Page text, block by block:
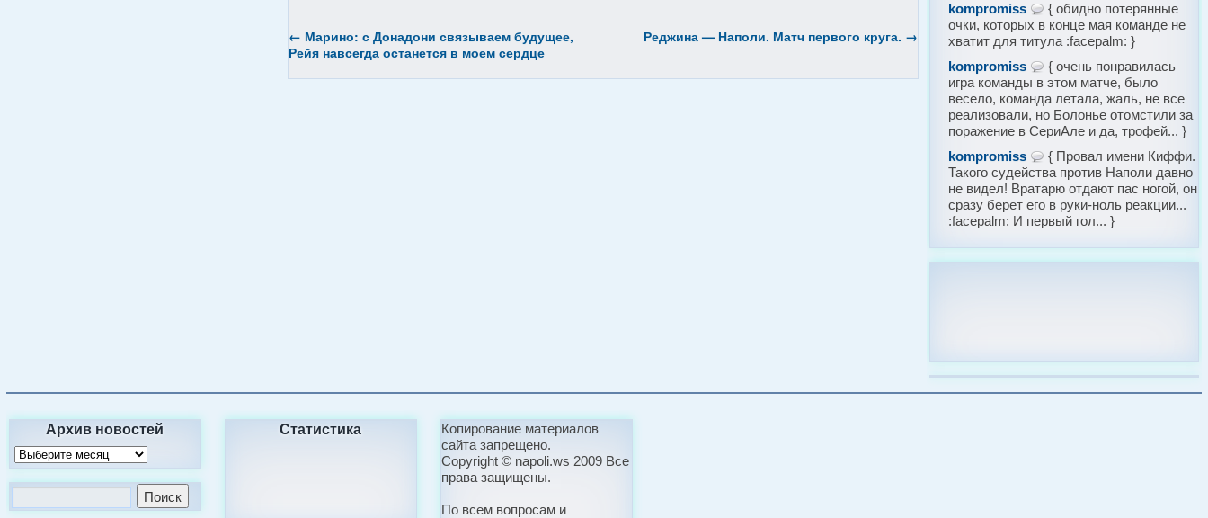
← Марино: с Донадони связываем будущее,
Рейя навсегда останется в моем сердце
Реджина — Наполи. Матч первого круга. →
kompromiss
{ обидно потерянные
очки, которых в конце мая команде не
хватит для титула :facepalm: }
kompromiss
{ очень понравилась
игра команды в этом матче, было
весело, команда летала, жаль, не все
реализовали, но Болонье отомстили за
поражение в СериАле и да, трофей... }
kompromiss
{ Провал имени Киффи.
Такого судейства против Наполи давно
не видел! Вратарю отдают пас ногой, он
сразу берет его в руки-ноль реакции...
:facepalm: И первый гол... }
Архив новостей Статистика
Копирование материалов
сайта запрещено.
Copyright © napoli.ws 2009 Все
права защищены.
По всем вопросам и